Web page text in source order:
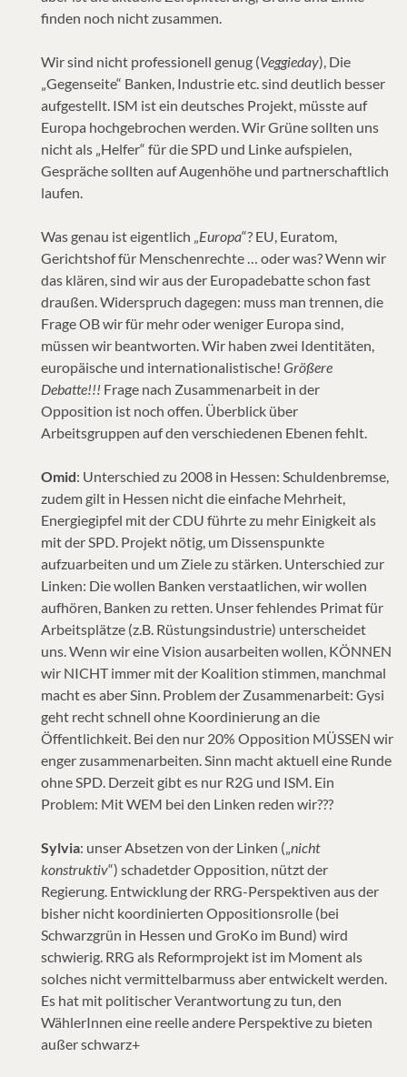
finden noch nicht zusammen.
Wir sind nicht professionell genug (Veggieday), Die
„Gegenseite“ Banken, Industrie etc. sind deutlich besser
aufgestellt. ISM ist ein deutsches Projekt, müsste auf
Europa hochgebrochen werden. Wir Grüne sollten uns
nicht als „Helfer“ für die SPD und Linke aufspielen,
Gespräche sollten auf Augenhöhe und partnerschaftlich
laufen.
Was genau ist eigentlich „Europa“? EU, Euratom,
Gerichtshof für Menschenrechte … oder was? Wenn wir
das klären, sind wir aus der Europadebatte schon fast
draußen. Widerspruch dagegen: muss man trennen, die
Frage OB wir für mehr oder weniger Europa sind,
müssen wir beantworten. Wir haben zwei Identitäten,
europäische und internationalistische! Größere
Debatte!!! Frage nach Zusammenarbeit in der
Opposition ist noch offen. Überblick über
Arbeitsgruppen auf den verschiedenen Ebenen fehlt.
Omid: Unterschied zu 2008 in Hessen: Schuldenbremse,
zudem gilt in Hessen nicht die einfache Mehrheit,
Energiegipfel mit der CDU führte zu mehr Einigkeit als
mit der SPD. Projekt nötig, um Dissenspunkte
aufzuarbeiten und um Ziele zu stärken. Unterschied zur
Linken: Die wollen Banken verstaatlichen, wir wollen
aufhören, Banken zu retten. Unser fehlendes Primat für
Arbeitsplätze (z.B. Rüstungsindustrie) unterscheidet
uns. Wenn wir eine Vision ausarbeiten wollen, KÖNNEN
wir NICHT immer mit der Koalition stimmen, manchmal
macht es aber Sinn. Problem der Zusammenarbeit: Gysi
geht recht schnell ohne Koordinierung an die
Öffentlichkeit. Bei den nur 20% Opposition MÜSSEN wir
enger zusammenarbeiten. Sinn macht aktuell eine Runde
ohne SPD. Derzeit gibt es nur R2G und ISM. Ein
Problem: Mit WEM bei den Linken reden wir???
Sylvia: unser Absetzen von der Linken („nicht
konstruktiv“) schadetder Opposition, nützt der
Regierung. Entwicklung der RRG-Perspektiven aus der
bisher nicht koordinierten Oppositionsrolle (bei
Schwarzgrün in Hessen und GroKo im Bund) wird
schwierig. RRG als Reformprojekt ist im Moment als
solches nicht vermittelbarmuss aber entwickelt werden.
Es hat mit politischer Verantwortung zu tun, den
WählerInnen eine reelle andere Perspektive zu bieten
außer schwarz+